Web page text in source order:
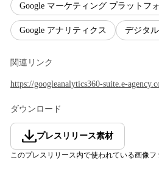
Google マーケティング プラットフ
Google アナリティクス デジタ
関連リンク
https://googleanalytics360-suite.e-
ダウンロード
プレスリリース素材
このプレスリリース内で使われている画像